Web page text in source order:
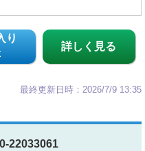
り
詳しく見る
最終更新日時：2026/7/9 13:35
22033061